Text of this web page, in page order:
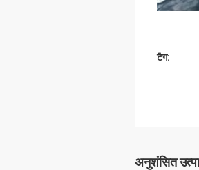
टैग:
अनुशंसित